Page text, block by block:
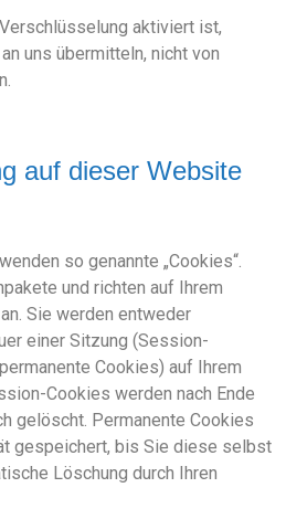
aktiviert ist,
uns übermitteln, nicht von
auf dieser Website
so genannte „Cookies“.
und richten auf Ihrem
Sie werden entweder
einer Sitzung (Session-
Cookies) auf Ihrem
Cookies werden nach Ende
gelöscht. Permanente Cookies
gespeichert, bis Sie diese selbst
Löschung durch Ihren